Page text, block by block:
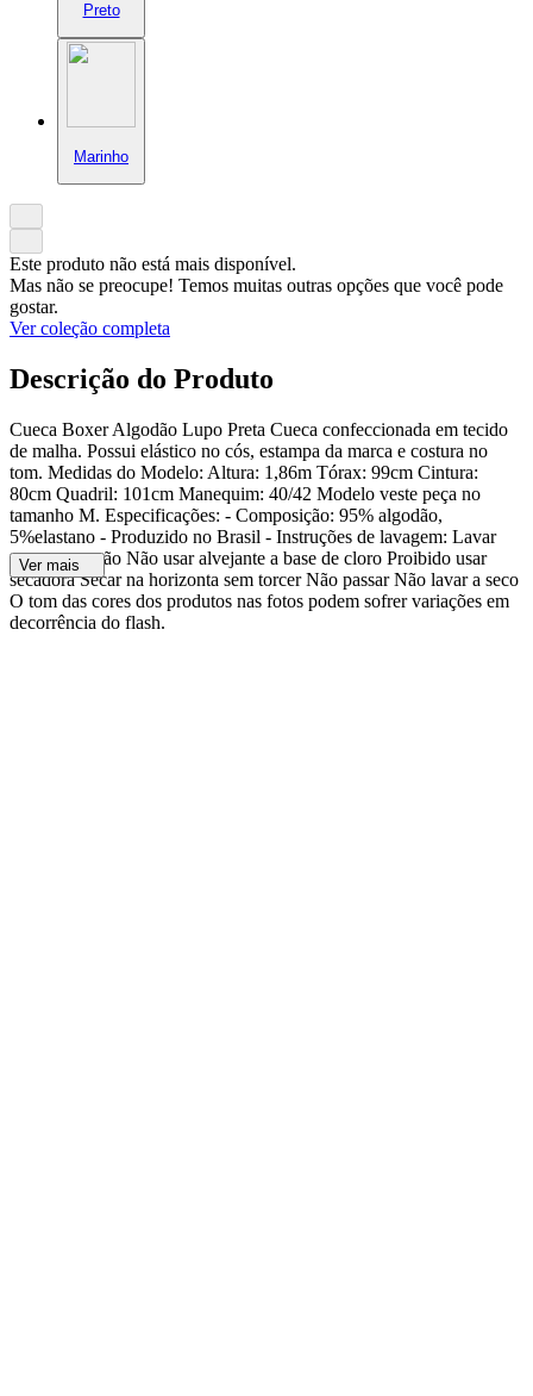
Preto
Marinho
Este produto não está mais disponível.
Mas não se preocupe! Temos muitas outras opções que você pode
gostar.
Ver coleção completa
Descrição do Produto
Cueca Boxer Algodão Lupo Preta Cueca confeccionada em tecido
de malha. Possui elástico no cós, estampa da marca e costura no
tom. Medidas do Modelo: Altura: 1,86m Tórax: 99cm Cintura:
80cm Quadril: 101cm Manequim: 40/42 Modelo veste peça no
tamanho M. Especificações: - Composição: 95% algodão,
5%elastano - Produzido no Brasil - Instruções de lavagem: Lavar
somente a mão Não usar alvejante a base de cloro Proibido usar
secadora Secar na horizonta sem torcer Não passar Não lavar a seco
O tom das cores dos produtos nas fotos podem sofrer variações em
decorrência do flash.
Ver mais